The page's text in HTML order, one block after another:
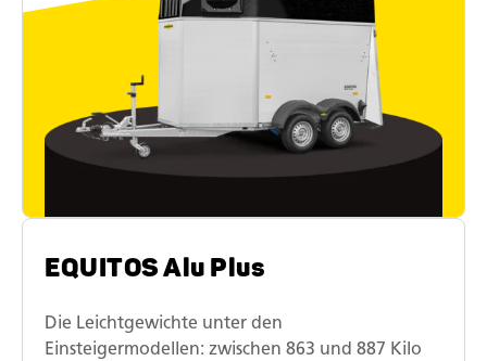
EQUITOS Alu Plus
Die Leichtgewichte unter den
Einsteigermodellen: zwischen 863 und 887 Kilo